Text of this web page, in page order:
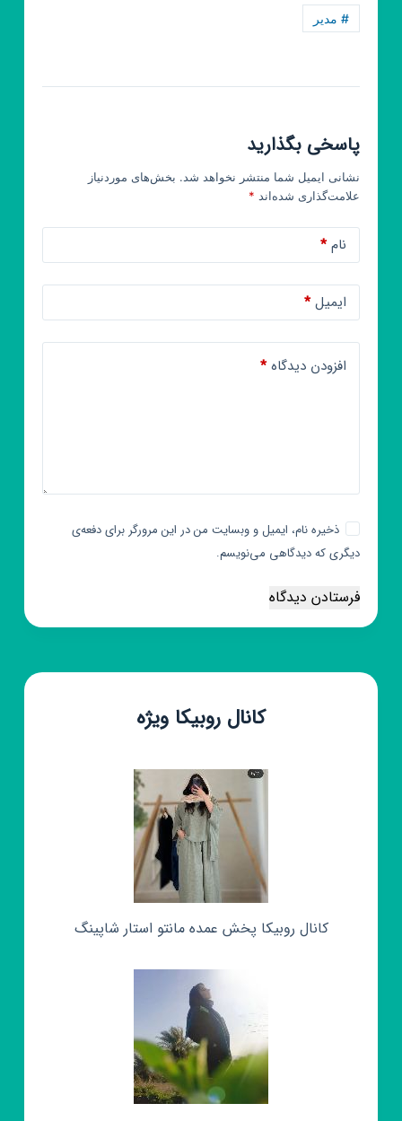
# مدیر
پاسخی بگذارید
نشانی ایمیل شما منتشر نخواهد شد. بخش‌های موردنیاز
علامت‌گذاری شده‌اند *
نام*
ایمیل*
افزودن دیدگاه*
ذخیره نام، ایمیل و وبسایت من در این مرورگر برای دفعه‌ی
دیگری که دیدگاهی می‌نویسم.
فرستادن دیدگاه
کانال روبیکا ویژه
کانال روبیکا پخش عمده مانتو استار شاپینگ